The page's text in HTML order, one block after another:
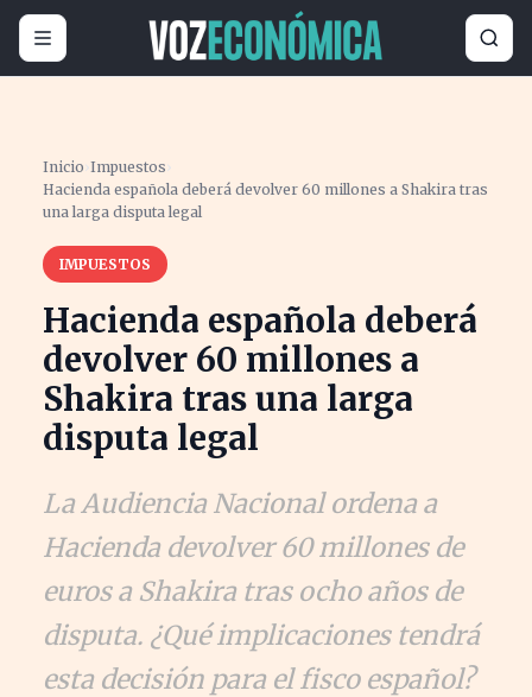
Inicio ›Impuestos ›
Hacienda española deberá devolver 60 millones a Shakira tras
una larga disputa legal
IMPUESTOS
Hacienda española deberá
devolver 60 millones a
Shakira tras una larga
disputa legal
La Audiencia Nacional ordena a
Hacienda devolver 60 millones de
euros a Shakira tras ocho años de
disputa. ¿Qué implicaciones tendrá
esta decisión para el fisco español?